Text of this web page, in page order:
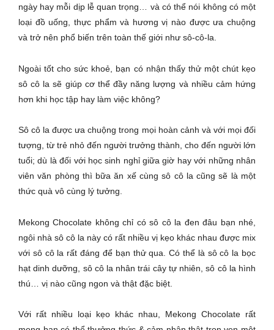
ngày hay mỗi dịp lễ quan trọng… và có thể nói không có một
loại đồ uống, thực phẩm và hương vị nào được ưa chuộng
và trở nên phổ biến trên toàn thế giới như sô-cô-la.
Ngoài tốt cho sức khoẻ, bạn có nhận thấy thử một chút kẹo
sô cô la sẽ giúp cơ thể đầy năng lượng và nhiều cảm hứng
hơn khi học tập hay làm việc không?
Sô cô la được ưa chuộng trong mọi hoàn cảnh và với mọi đối
tượng, từ trẻ nhỏ đến người trưởng thành, cho đến người lớn
tuổi; dù là đối với học sinh nghỉ giữa giờ hay với những nhân
viên văn phòng thì bữa ăn xế cùng sô cô la cũng sẽ là một
thức quà vô cùng lý tưởng.
Mekong Chocolate không chỉ có sô cô la đen đâu bạn nhé,
ngôi nhà sô cô la này có rất nhiều vị kẹo khác nhau được mix
với sô cô la rất đáng để bạn thử qua. Có thể là sô cô la bọc
hạt dinh dưỡng, sô cô la nhân trái cây tự nhiên, sô cô la hình
thú… vị nào cũng ngon và thật đặc biệt.
Với rất nhiều loại kẹo khác nhau, Mekong Chocolate rất